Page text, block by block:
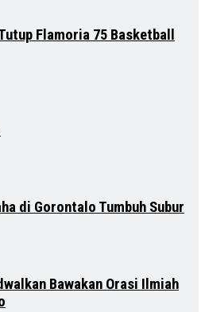
Flamoria 75 Basketball
di Gorontalo Tumbuh Subur
Bawakan Orasi Ilmiah